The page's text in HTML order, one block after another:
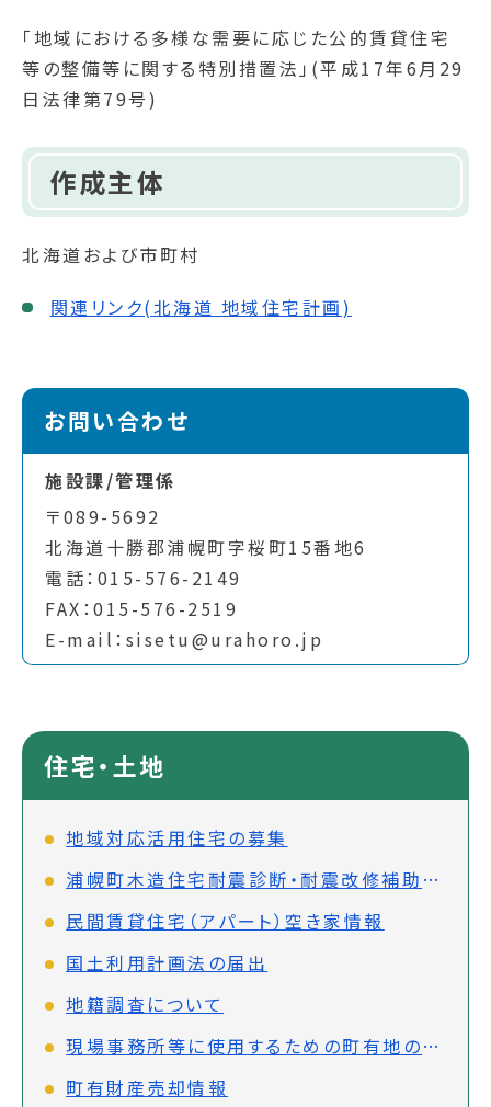
「地域における多様な需要に応じた公的賃貸住宅
等の整備等に関する特別措置法」(平成17年6月29
日法律第79号)
作成主体
北海道および市町村
関連リンク(北海道 地域住宅計画)
お問い合わせ
施設課/管理係
〒089-5692
北海道十勝郡浦幌町字桜町15番地6
電話：015-576-2149
FAX：015-576-2519
E-mail：sisetu@urahoro.jp
住宅・土地
地域対応活用住宅の募集
浦幌町木造住宅耐震診断・耐震改修補助金制度について
民間賃貸住宅（アパート）空き家情報
国土利用計画法の届出
地籍調査について
現場事務所等に使用するための町有地の借受について
町有財産売却情報